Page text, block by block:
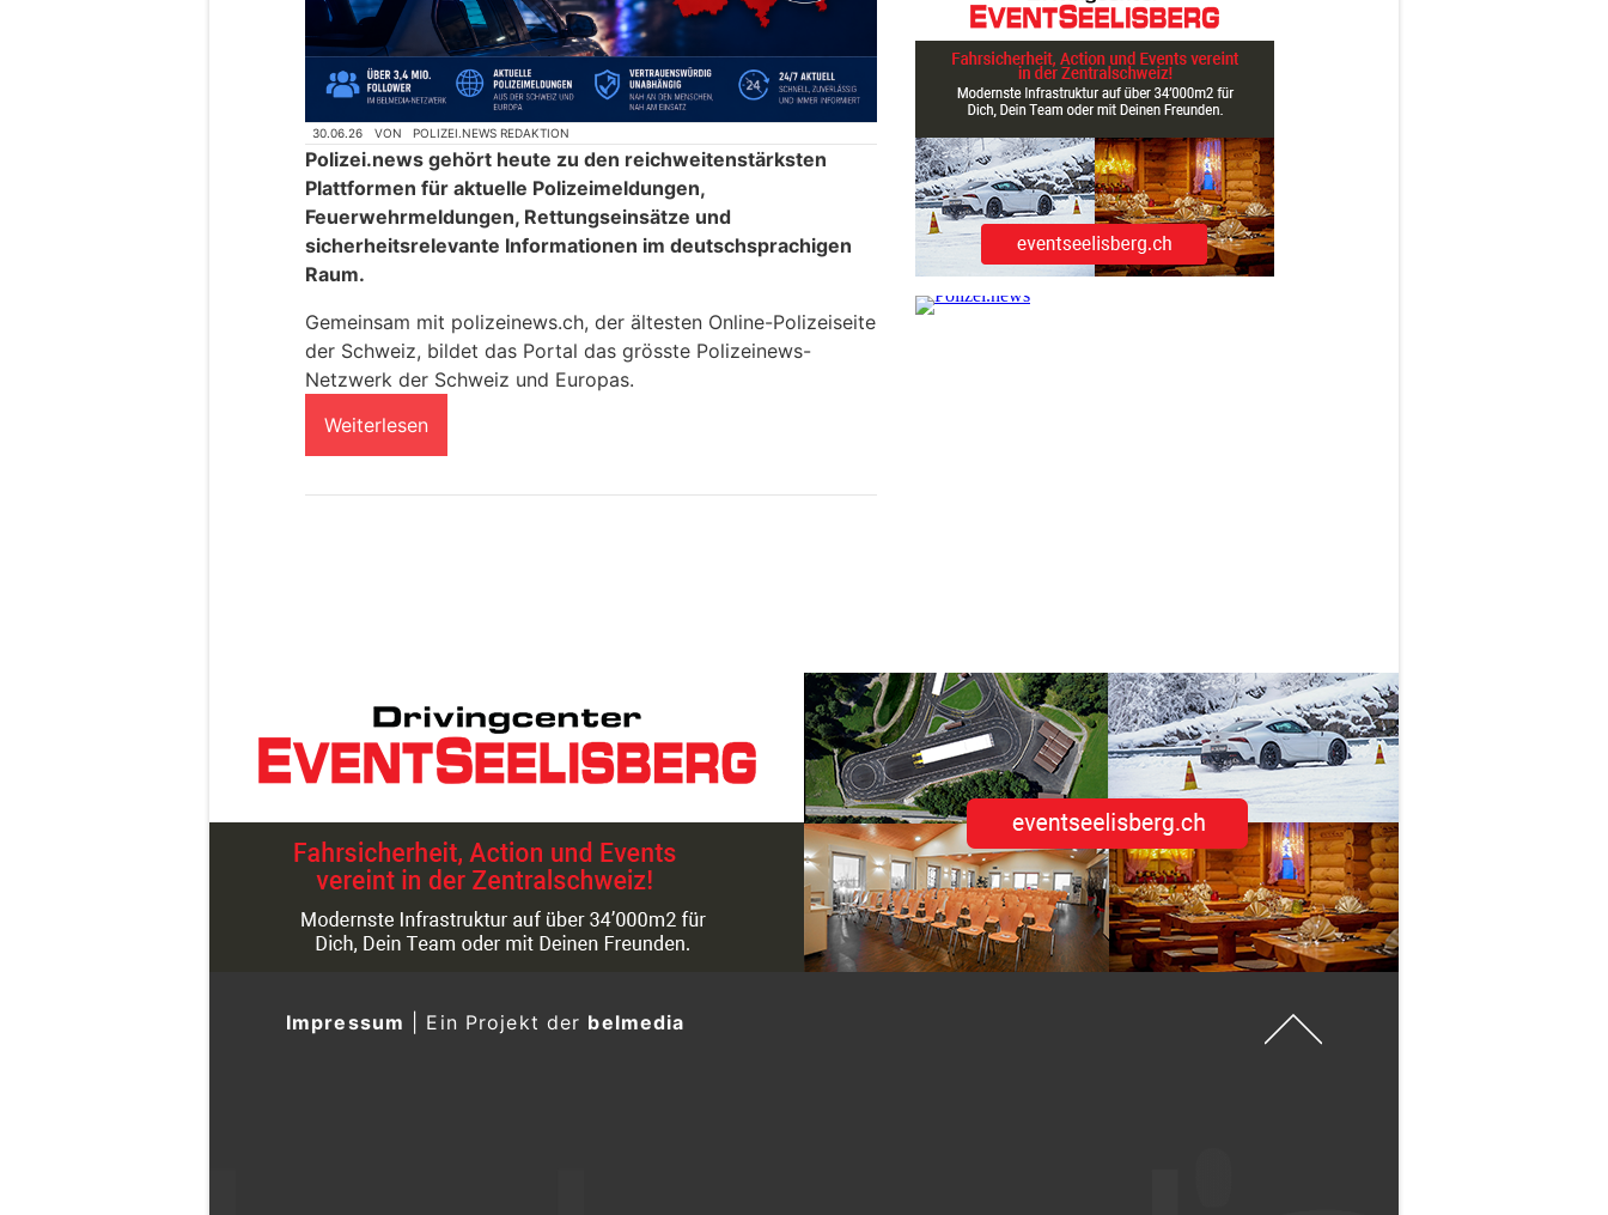
30.06.26 VON POLIZEI.NEWS REDAKTION
Polizei.news gehört heute zu den reichweitenstärksten
Plattformen für aktuelle Polizeimeldungen,
Feuerwehrmeldungen, Rettungseinsätze und
sicherheitsrelevante Informationen im deutschsprachigen
Raum.
Gemeinsam mit polizeinews.ch, der ältesten Online-Polizeiseite
der Schweiz, bildet das Portal das grösste Polizeinews-
Netzwerk der Schweiz und Europas.
Weiterlesen
Impressum Ein Projekt der belmedia